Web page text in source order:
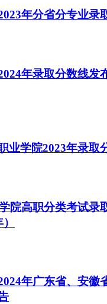
年分省分专业录
年录取分数线发
业学院2023年录取
院高职分类考试录
年广东省、安徽